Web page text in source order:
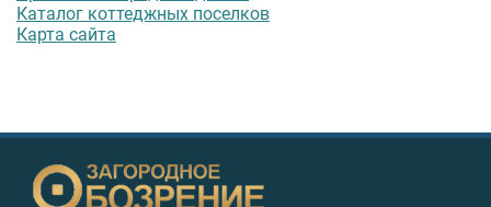
Каталог коттеджных поселков
Карта сайта